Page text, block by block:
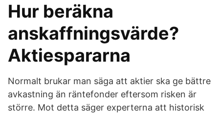
Hur beräkna
anskaffningsvärde?
Aktiespararna
Normalt brukar man säga att aktier ska ge bättre
avkastning än räntefonder eftersom risken är
större. Mot detta säger experterna att historisk